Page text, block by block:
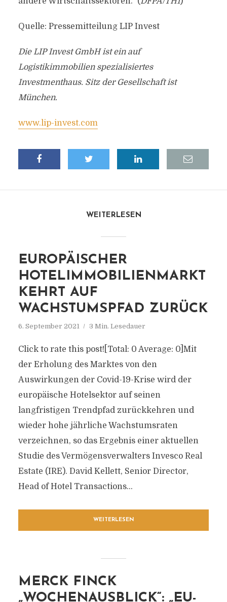
Quelle: Pressemitteilung LIP Invest
Die LIP Invest GmbH ist ein auf
Logistikimmobilien spezialisiertes
Investmenthaus. Sitz der Gesellschaft ist
München.
www.lip-invest.com
WEITERLESEN
EUROPÄISCHER
HOTELIMMOBILIENMARKT
KEHRT AUF
WACHSTUMSPFAD ZURÜCK
6. September 2021 3 Min. Lesedauer
Click to rate this post![Total: 0 Average: 0]Mit
der Erholung des Marktes von den
Auswirkungen der Covid-19-Krise wird der
europäische Hotelsektor auf seinen
langfristigen Trendpfad zurückkehren und
wieder hohe jährliche Wachstumsraten
verzeichnen, so das Ergebnis einer aktuellen
Studie des Vermögensverwalters Invesco Real
Estate (IRE). David Kellett, Senior Director,
Head of Hotel Transactions...
WEITERLESEN
MERCK FINCK
„WOCHENAUSBLICK“: „EU-